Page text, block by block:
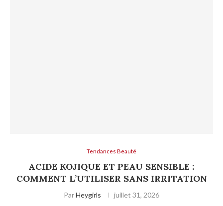
Tendances Beauté
ACIDE KOJIQUE ET PEAU SENSIBLE :
COMMENT L’UTILISER SANS IRRITATION
ParHeygirls juillet 31, 2026